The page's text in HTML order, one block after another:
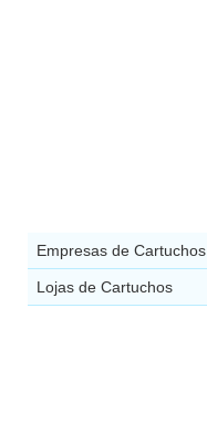
Empresas de Cartuchos
Lojas de Cartuchos